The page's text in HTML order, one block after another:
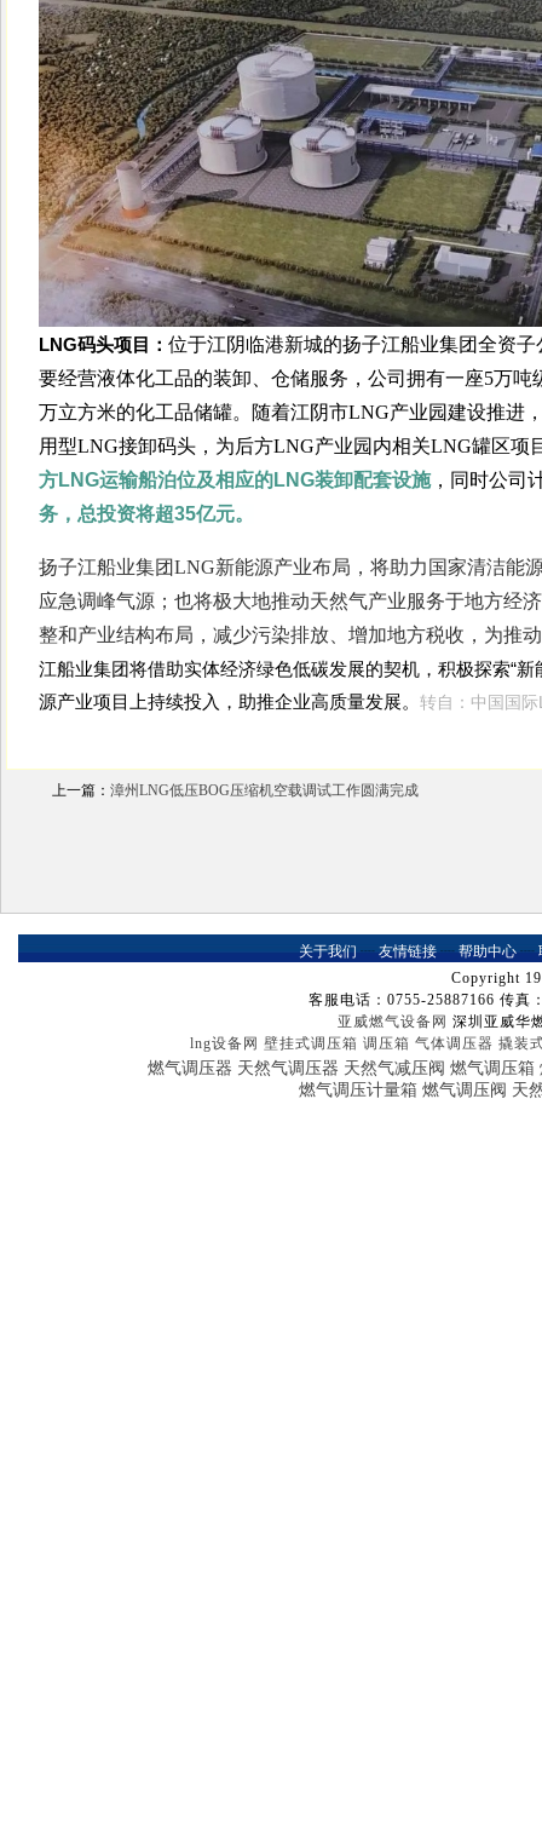
LNG码头项目： 位于江阴临港新城的扬子江船业集团全资
要经营液体化工品的装卸、仓储服务，公司拥有一座5万吨
万立方米的化工品储罐。随着江阴市LNG产业园建设推进
用型LNG接卸码头，为后方LNG产业园内相关LNG罐区项
方LNG运输船泊位及相应的LNG装卸配套设施，同时公司
务，总投资将超35亿元。
扬子江船业集团LNG新能源产业布局，将助力国家清洁能
应急调峰气源；也将极大地推动天然气产业服务于地方经
整和产业结构布局，减少污染排放、增加地方税收，为推
江船业集团将借助实体经济绿色低碳发展的契机，积极探索“
源产业项目上持续投入，助推企业高质量发展。 转自：中国国
上一篇： 漳州LNG低压BOG压缩机空载调试工作圆满完成
关于我们 ┈ 友情链接 ┈ 帮助中心 ┈
Copyright
客服电话：0755-25887166 传真
亚威燃气设备网 深圳亚威华
lng设备网 壁挂式调压箱 调压箱 气体调压器 撬装
燃气调压器 天然气调压器 天然气减压阀 燃气调压箱
燃气调压计量箱 燃气调压阀 天